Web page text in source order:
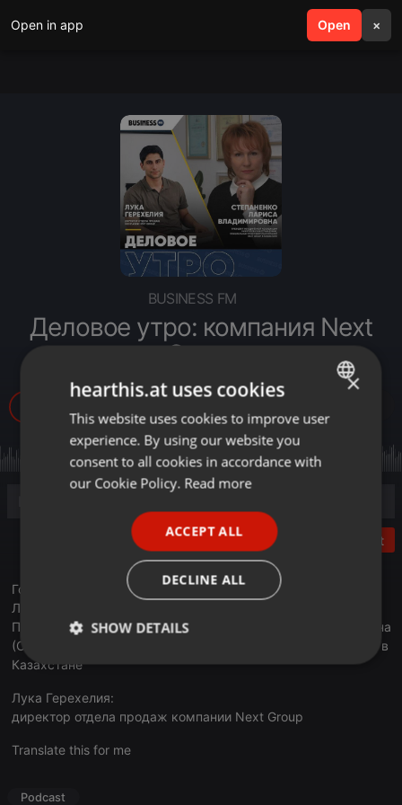
Open in app Open ×
search menu
BUSINESS FM
Деловое утро: компания Next
Group
Post
Гости эфира:
Лариса Степаненко:
Президент Объединённой ассоциации риэлторов Казахстана
(ОАРК), официальный представитель компании Next Group в
Казахстане
Лука Герехелия:
директор отдела продаж компании Next Group
Translate this for me
Podcast
ENGLISH
GERMAN
×
hearthis.at uses cookies
This website uses cookies to improve user
experience. By using our website you
consent to all cookies in accordance with
our Cookie Policy. Read more
ACCEPT ALL
DECLINE ALL
SHOW DETAILS
Strictly
Targeting Functionality